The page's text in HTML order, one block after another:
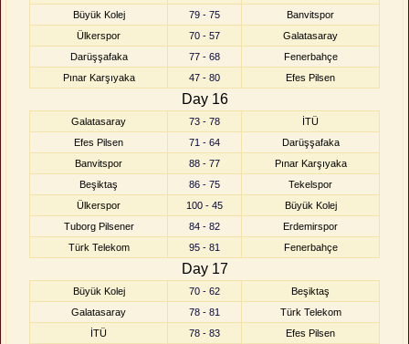
Büyük Kolej
79 - 75
Banvitspor
Ülkerspor
70 - 57
Galatasaray
Darüşşafaka
77 - 68
Fenerbahçe
Pınar Karşıyaka
47 - 80 Efes Pilsen
Day 16
Galatasaray 73 - 78
İTÜ
Efes Pilsen
71 - 64
Darüşşafaka
Banvitspor
88 - 77
Pınar Karşıyaka
Beşiktaş
86 - 75
Tekelspor
Ülkerspor
100 - 45
Büyük Kolej
Tuborg Pilsener
84 - 82
Erdemirspor
Türk Telekom
95 - 81 Fenerbahçe
Day 17
Büyük Kolej 70 - 62
Beşiktaş
Galatasaray
78 - 81
Türk Telekom
İTÜ
78 - 83
Efes Pilsen